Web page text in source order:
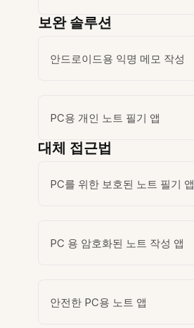
보완 솔루션
안드로이드용 익명 메모 작성
PC용 개인 노트 필기 앱
대체 접근법
PC를 위한 보호된 노트 필기 앱
PC 용 암호화된 노트 작성 앱
안전한 PC용 노트 앱